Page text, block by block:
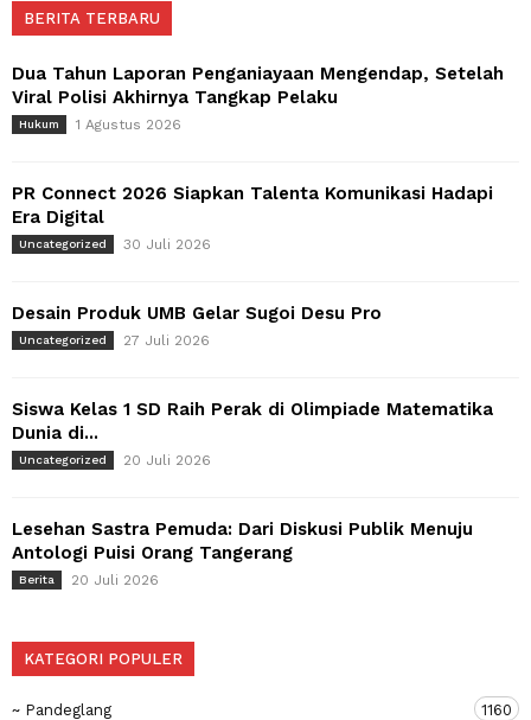
BERITA TERBARU
Dua Tahun Laporan Penganiayaan Mengendap, Setelah
Viral Polisi Akhirnya Tangkap Pelaku
Hukum 1 Agustus 2026
PR Connect 2026 Siapkan Talenta Komunikasi Hadapi
Era Digital
Uncategorized 30 Juli 2026
Desain Produk UMB Gelar Sugoi Desu Pro
Uncategorized 27 Juli 2026
Siswa Kelas 1 SD Raih Perak di Olimpiade Matematika
Dunia di...
Uncategorized 20 Juli 2026
Lesehan Sastra Pemuda: Dari Diskusi Publik Menuju
Antologi Puisi Orang Tangerang
Berita 20 Juli 2026
KATEGORI POPULER
~ Pandeglang 1160